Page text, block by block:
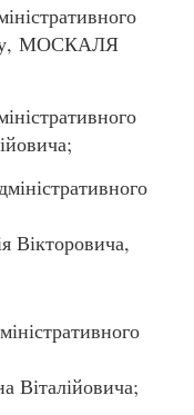
МОСКАЛЯ
Вікторовича,